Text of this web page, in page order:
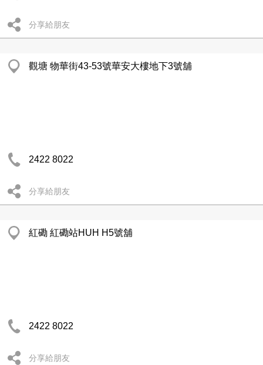
分享給朋友
觀塘 物華街43-53號華安大樓地下3號舖
2422 8022
分享給朋友
紅磡 紅磡站HUH H5號舖
2422 8022
分享給朋友